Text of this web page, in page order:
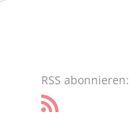
RSS abonnieren: